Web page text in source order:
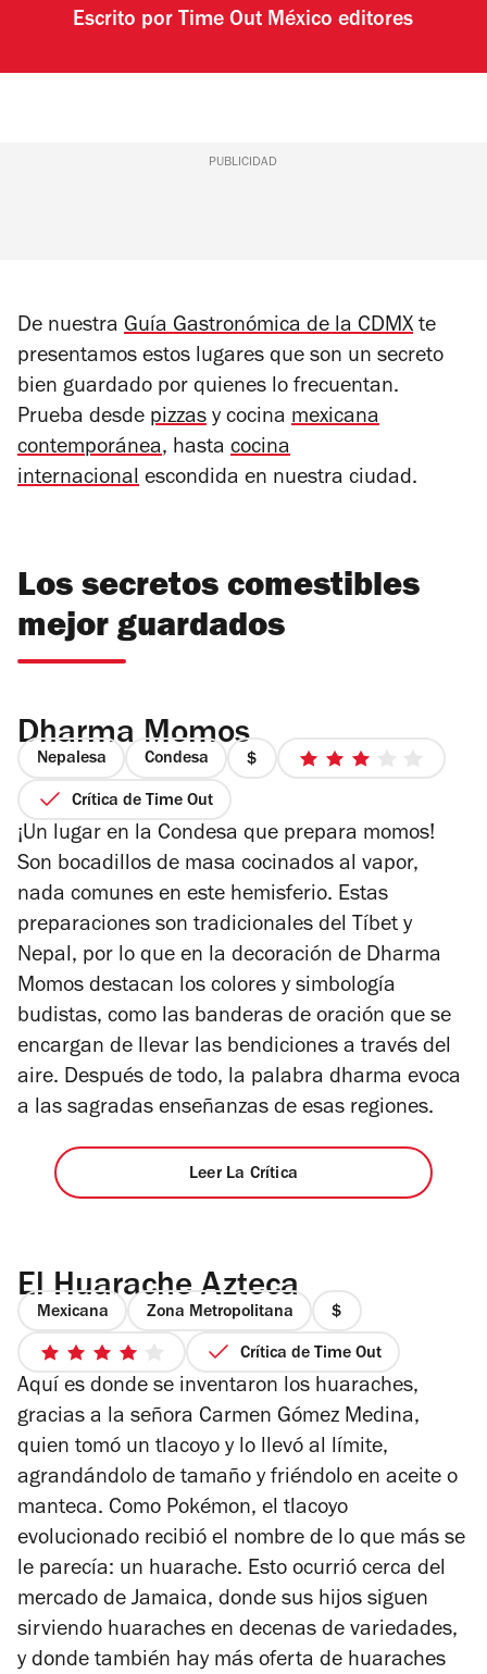
Escrito por Time Out México editores
PUBLICIDAD
De nuestra Guía Gastronómica de la CDMX te
presentamos estos lugares que son un secreto
bien guardado por quienes lo frecuentan.
Prueba desde pizzas y cocina mexicana
contemporánea, hasta cocina
internacional escondida en nuestra ciudad.
Los secretos comestibles
mejor guardados
Dharma Momos
Nepalesa Condesa
precio
4
3
Crítica de Time Out
¡Un lugar en la Condesa que prepara momos!
Son bocadillos de masa cocinados al vapor,
nada comunes en este hemisferio. Estas
preparaciones son tradicionales del Tíbet y
Nepal, por lo que en la decoración de Dharma
Momos destacan los colores y simbología
budistas, como las banderas de oración que se
encargan de llevar las bendiciones a través del
aire. Después de todo, la palabra dharma evoca
a las sagradas enseñanzas de esas regiones.
Leer La Crítica
El Huarache Azteca
Mexicana Zona Metropolitana
precio
1
4
de
estrellas
Crítica de Time Out
Aquí es donde se inventaron los huaraches,
gracias a la señora Carmen Gómez Medina,
quien tomó un tlacoyo y lo llevó al límite,
agrandándolo de tamaño y friéndolo en aceite o
manteca. Como Pokémon, el tlacoyo
evolucionado recibió el nombre de lo que más se
le parecía: un huarache. Esto ocurrió cerca del
mercado de Jamaica, donde sus hijos siguen
sirviendo huaraches en decenas de variedades,
y donde también hay más oferta de huaraches